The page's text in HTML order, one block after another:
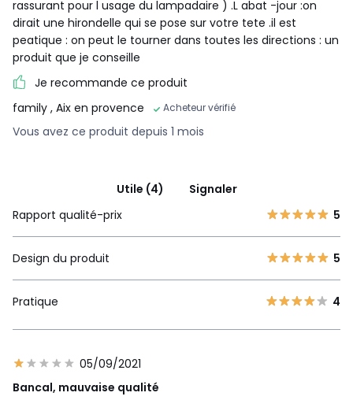
rassurant pour l usage du lampadaire ) .L abat -jour :on
dirait une hirondelle qui se pose sur votre tete .il est
peatique : on peut le tourner dans toutes les directions : un
produit que je conseille
Je recommande ce produit
family , Aix en provence Acheteur vérifié
Vous avez ce produit depuis 1 mois
Utile (4)
Signaler
Rapport qualité-prix
5
Design du produit 5
Pratique 4
05/09/2021
Bancal, mauvaise qualité